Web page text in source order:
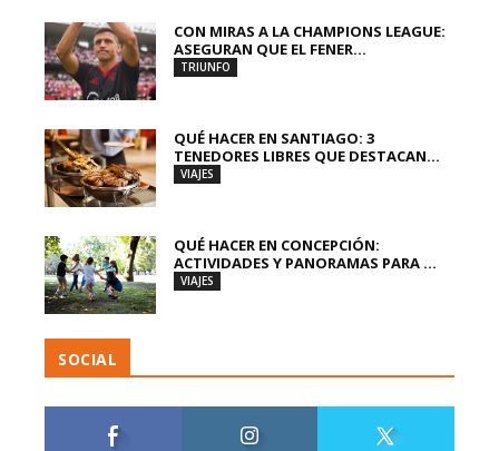
CON MIRAS A LA CHAMPIONS LEAGUE:
ASEGURAN QUE EL FENER...
TRIUNFO
QUÉ HACER EN SANTIAGO: 3
TENEDORES LIBRES QUE DESTACAN...
VIAJES
QUÉ HACER EN CONCEPCIÓN:
ACTIVIDADES Y PANORAMAS PARA ...
VIAJES
SOCIAL